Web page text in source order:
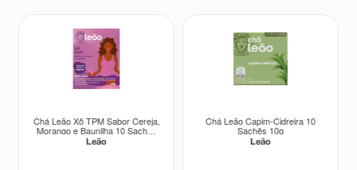
Chá Leão Xô TPM Sabor Cereja,
Morango e Baunilha 10 Sachês
20g
Leão
Chá Leão Capim-Cidreira 10
Sachês 10g
Leão